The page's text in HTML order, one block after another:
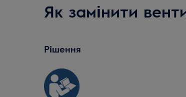
Як замінити
Рішення